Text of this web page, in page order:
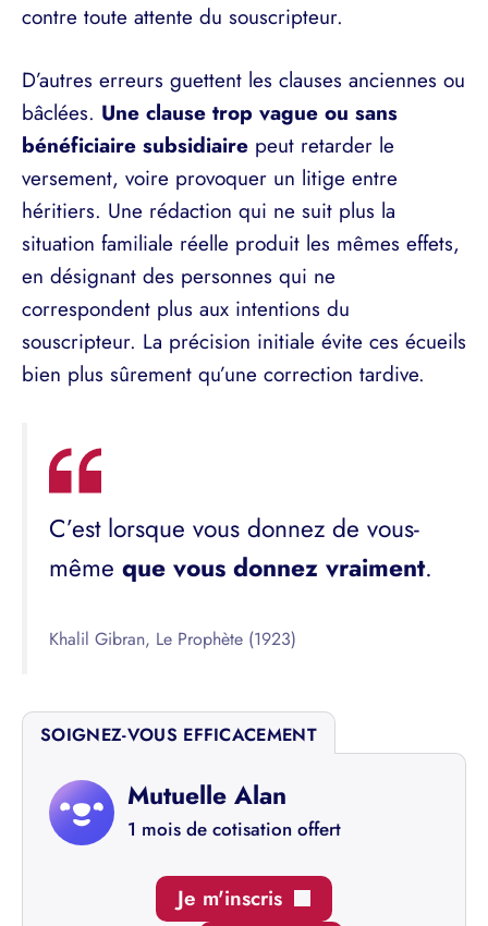
contre toute attente du souscripteur.
D’autres erreurs guettent les clauses anciennes ou
bâclées. Une clause trop vague ou sans
bénéficiaire subsidiaire peut retarder le
versement, voire provoquer un litige entre
héritiers. Une rédaction qui ne suit plus la
situation familiale réelle produit les mêmes effets,
en désignant des personnes qui ne
correspondent plus aux intentions du
souscripteur. La précision initiale évite ces écueils
bien plus sûrement qu’une correction tardive.
C’est lorsque vous donnez de vous-
même que vous donnez vraiment.
Khalil Gibran, Le Prophète (1923)
SOIGNEZ-VOUS EFFICACEMENT
Mutuelle Alan
1 mois de cotisation offert
Je m'inscris